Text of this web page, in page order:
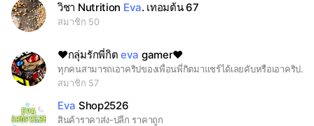
วิชา Nutrition Eva. เทอมต้น 67
สมาชิก 50
❤กลุ่มรักพี่กิต eva gamer❤
ทุกคนสามารถเอาคริปของเพื่อนพี่กิตมาแชร์ได้เลยคับหรือเอาคริปของพี่กิตมาแชร์ด้วยกันก็ได้นะคับ เพื่อไม่ให้พลาดข่าวสารของพี่กิตนะคับ ใครมาอยู่กลุ่มนี้รับรองว่าไม่มีคำว่าน่าเบื่อเเน่นอนคับ
สมาชิก 57
Eva Shop2526
สินค้าราคาส่ง-ปลีก ราคาถูก